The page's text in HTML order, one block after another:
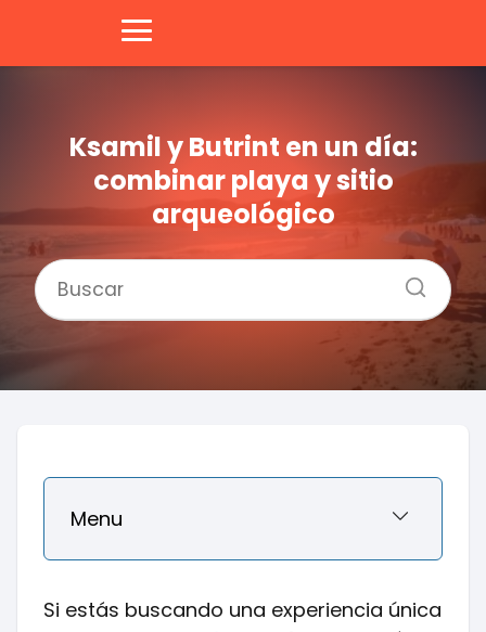
Ksamil y Butrint en un día:
combinar playa y sitio
arqueológico
Menu
Si estás buscando una experiencia única